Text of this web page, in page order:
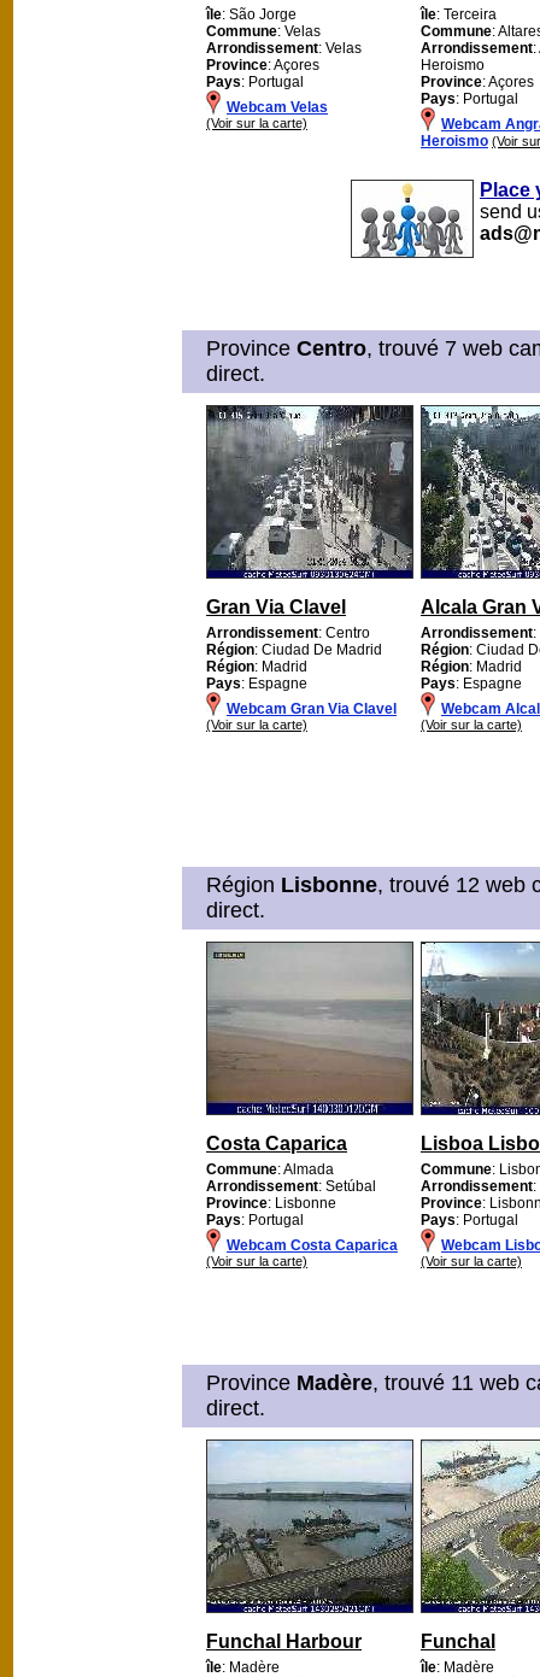
île: São Jorge
Commune: Velas
Arrondissement: Velas
Province: Açores
Pays: Portugal
Webcam Velas
(Voir sur la carte)
île: Terceira
Commune:
Arrondissement
Heroismo
Province: Açores
Pays: Portugal
Webcam
Heroismo (Voir
Place
send
Province Centro, trouvé 7 web
direct.
Gran Via Clavel
Arrondissement: Centro
Région: Ciudad De Madrid
Région: Madrid
Pays: Espagne
Webcam Gran Via Clavel
(Voir sur la carte)
Alcala Gran
Arrondissement
Région: Ciudad
Région: Madrid
Pays: Espagne
Webcam
(Voir sur la carte)
Région Lisbonne, trouvé 12 web
direct.
Costa Caparica
Commune: Almada
Arrondissement: Setúbal
Province: Lisbonne
Pays: Portugal
Webcam Costa Caparica
(Voir sur la carte)
Lisboa
Commune:
Arrondissement
Province:
Pays: Portugal
Webcam
(Voir sur la carte)
Province Madère, trouvé 11 web
direct.
Funchal Harbour
île: Madère
Funchal
île: Madère